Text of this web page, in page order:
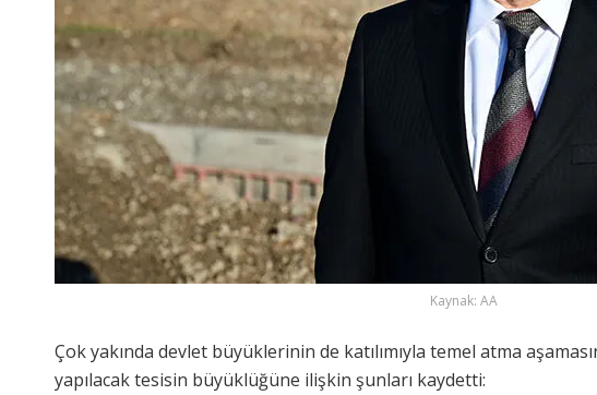
Kaynak: AA
Çok yakında devlet büyüklerinin de katılımıyla temel atma
yapılacak tesisin büyüklüğüne ilişkin şunları kaydetti: